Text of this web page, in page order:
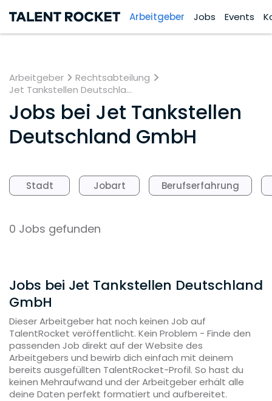
Arbeitgeber Jobs Events
Arbeitgeber
Rechtsabteilung
Jet Tankstellen Deutschla...
Jobs bei Jet Tankstellen
Deutschland GmbH
Stadt Jobart Berufserfahrung
0 Jobs gefunden
Jobs bei Jet Tankstellen Deutschland
GmbH
Dieser Arbeitgeber hat noch keinen Job auf
TalentRocket veröffentlicht. Kein Problem - Finde den
passenden Job direkt auf der Website des
Arbeitgebers und bewirb dich einfach mit deinem
bereits ausgefüllten TalentRocket-Profil. So hast du
keinen Mehraufwand und der Arbeitgeber erhält alle
deine Daten perfekt formatiert und aufbereitet.